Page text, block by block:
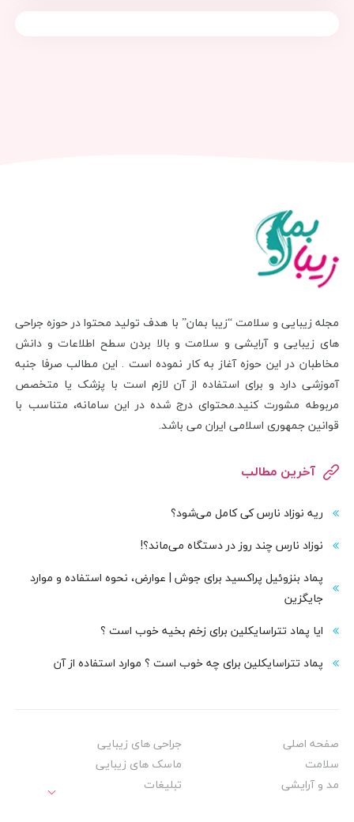
مجله زیبایی و سلامت “زیبا بمان” با هدف تولید محتوا در حوزه جراحی
های زیبایی و آرایشی و سلامت و بالا بردن سطح اطلاعات و دانش
مخاطبان در این حوزه آغاز به کار نموده است . این مطالب صرفا جنبه
آموزشی دارد و برای استفاده از آن لازم است با پزشک یا متخصص
مربوطه مشورت کنید.محتوای درج شده در این سامانه، متناسب با
قوانین جمهوری اسلامی ایران می باشد.
آخرین مطالب
ریه نوزاد نارس کی کامل می‌شود؟
نوزاد نارس چند روز در دستگاه می‌ماند؟!
پماد بنزوئیل پراکسید برای جوش | عوارض، نحوه استفاده و موارد
جایگزین
ایا پماد تتراسایکلین برای زخم بخیه خوب است ؟
پماد تتراسایکلین برای چه خوب است ؟ موارد استفاده از آن
صفحه اصلی
جراحی های زیبایی
سلامت
ماسک های زیبایی
مد و آرایشی
تبلیغات